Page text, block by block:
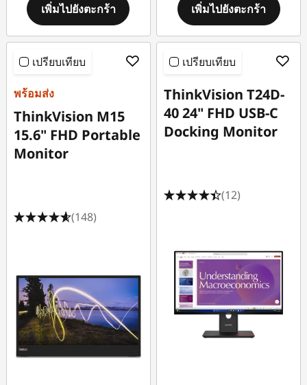
เพิ่มไปยังตะกร้า เพิ่มไปยังตะกร้า
เปรียบเทียบ
พร้อมส่ง
ThinkVision M15
15.6" FHD Portable
Monitor
(148)
เปรียบเทียบ
ThinkVision T24D-
40 24" FHD USB-C
Docking Monitor
(12)